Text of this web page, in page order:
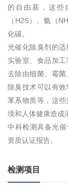
的自由基，这些
（H2S）、氨（
化碳。
光催化除臭剂的适
实验室、食品加
去除由细菌、霉
除臭技术可以有
苯系物质等，这
境和人体健康造成
中科检测具备光
资质认证报告。
检测项目